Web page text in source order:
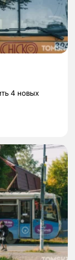
4 новых